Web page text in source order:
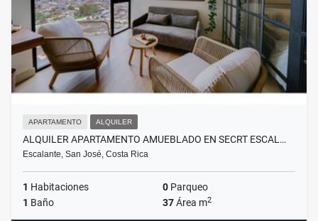
APARTAMENTO ALQUILER
ALQUILER APARTAMENTO AMUEBLADO EN SECRT ESCAL…
Escalante, San José, Costa Rica
1 Habitaciones 0 Parqueo
1 Baño 37Área m2